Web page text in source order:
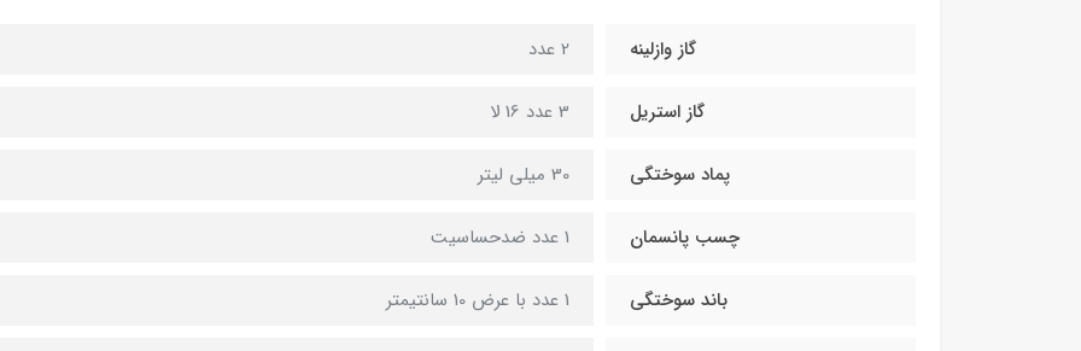
گاز وازلینه 2 عدد
گاز استریل 3 عدد 16 لا
پماد سوختگی 30 میلی لیتر
چسب پانسمان 1 عدد ضدحساسیت
باند سوختگی 1 عدد با عرض 10 سانتیمتر